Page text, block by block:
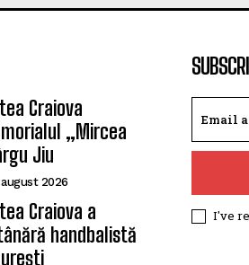
Craiova
„Mircea
Jiu
2026
Craiova a
handbalistă
I've